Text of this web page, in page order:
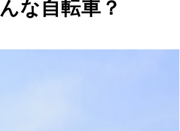
な自転車？